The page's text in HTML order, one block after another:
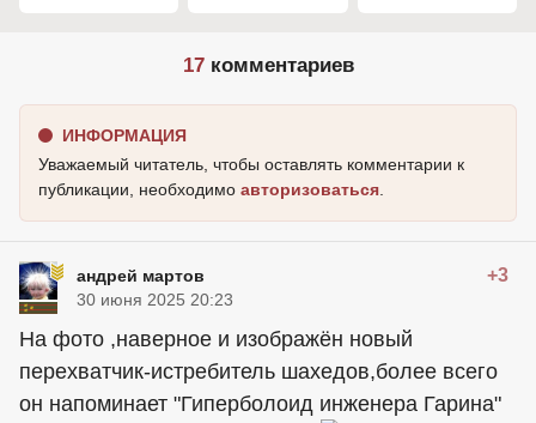
17комментариев
ИНФОРМАЦИЯ
Уважаемый читатель, чтобы оставлять комментарии к
публикации, необходимо авторизоваться
андрей мартов +3
30 июня 2025 20:23
На фото ,наверное и изображён новый
перехватчик-истребитель шахедов,более всего
он напоминает "Гиперболоид инженера Гарина"